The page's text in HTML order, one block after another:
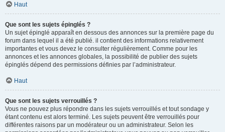
Haut
Que sont les sujets épinglés ?
Un sujet épinglé apparaît en dessous des annonces sur la première page du
forum dans lequel il a été publié. il contient des informations relativement
importantes et vous devez le consulter régulièrement. Comme pour les
annonces et les annonces globales, la possibilité de publier des sujets
épinglés dépend des permissions définies par l’administrateur.
Haut
Que sont les sujets verrouillés ?
Vous ne pouvez plus répondre dans les sujets verrouillés et tout sondage y
étant contenu est alors terminé. Les sujets peuvent être verrouillés pour
différentes raisons par un modérateur ou un administrateur. Selon les